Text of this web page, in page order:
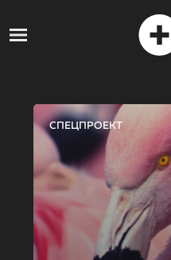
СПЕЦПРОЕКТ